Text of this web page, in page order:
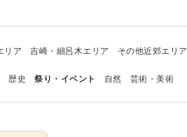
リア 吉崎・細呂木エリア その他近郊エリア
歴史 祭り・イベント 自然 芸術・美術